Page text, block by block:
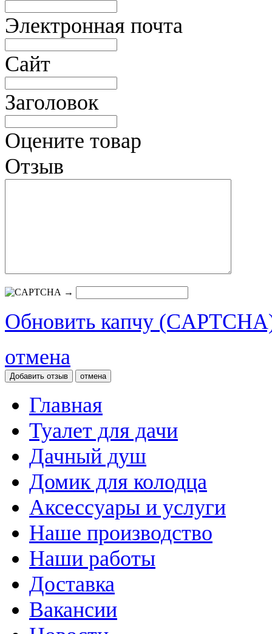
Электронная почта
Сайт
Заголовок
Оцените товар
Отзыв
→
Обновить капчу
отмена
отмена
Главная
Туалет для дачи
Дачный душ
Домик для колодца
Аксессуары и услуги
Наше производство
Наши работы
Доставка
Вакансии